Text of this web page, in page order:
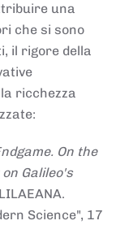
una
che si sono
il rigore della
ricchezza
On the
Galileo's
Science", 17